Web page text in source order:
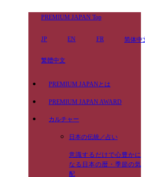
PREMIUM JAPAN Top
JP EN FR 简体中
繁體中文
PREMIUM JAPANとは
PREMIUM JAPAN AWARD
カルチャー
日本の伝統／占い
意識するだけで心豊かに
なる日本の暦・季節の気
配